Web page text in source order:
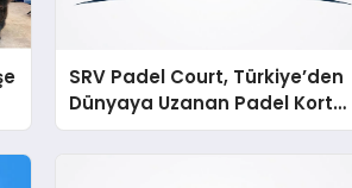
SRV Padel Court, Türkiye’den
Dünyaya Uzanan Padel Kort
Üretiminde Güvenin Adresi